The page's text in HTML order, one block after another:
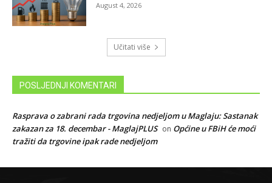
August 4, 2026
Učitati više
POSLJEDNJI KOMENTARI
Rasprava o zabrani rada trgovina nedjeljom u Maglaju: Sastanak
zakazan za 18. decembar - MaglajPLUS on Općine u FBiH će moći
tražiti da trgovine ipak rade nedjeljom